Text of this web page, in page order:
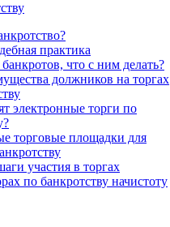
практика
что с ним делать?
должников на торгах
электронные торги по
торговые площадки для
участия в торгах
по банкротству начистоту